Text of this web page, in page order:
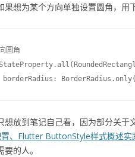
果想为某个方向单独设置圆角，用
圆角
想放到笔记自己看，因为部分关于
、Flutter ButtonStyle样式概述实
的人。